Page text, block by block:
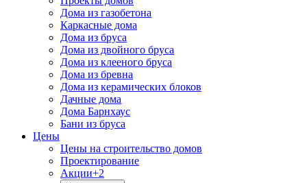
Дома из газобетона
Каркасные дома
Дома из бруса
Дома из двойного бруса
Дома из клееного бруса
Дома из бревна
Дома из керамических блоков
Дачные дома
Дома Барнхаус
Бани из бруса
Цены
Цены на строительство домов
Проектирование
Акции+2